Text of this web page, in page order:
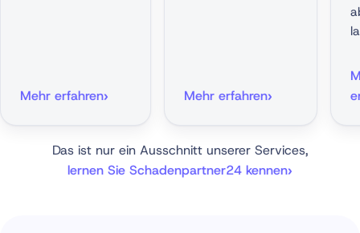
Mehr erfahren Mehr erfahren
Das ist nur ein Ausschnitt unserer Services,
lernen Sie Schadenpartner24 kennen